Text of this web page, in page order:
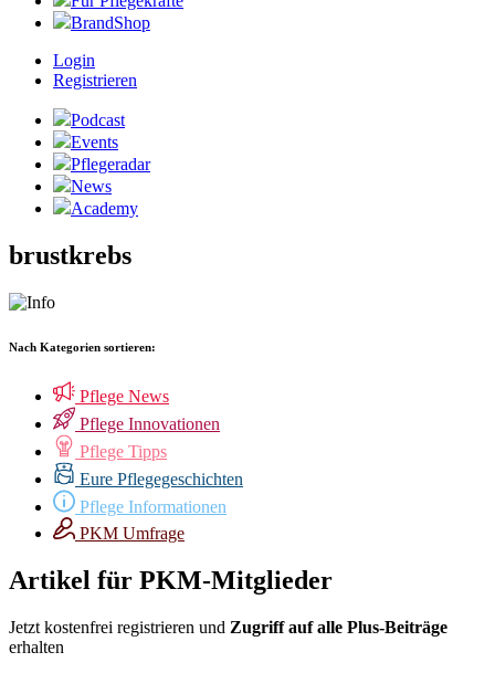
BrandShop
Login
Registrieren
Podcast
Events
Pflegeradar
News
Academy
brustkrebs
Nach Kategorien sortieren:
Pflege News
Pflege Innovationen
Pflege Tipps
Eure Pflegegeschichten
Pflege Informationen
PKM Umfrage
Artikel für PKM-Mitglieder
Jetzt kostenfrei registrieren und Zugriff auf alle Plus-Beiträge
erhalten